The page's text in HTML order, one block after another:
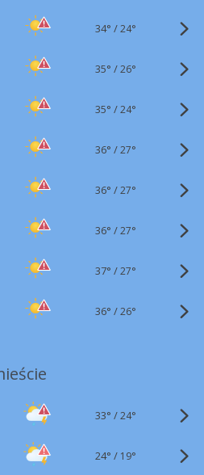
34° /24°
35° /26°
35° /24°
36° /27°
36° /27°
36° /27°
37° /27°
36° /26°
33° /24°
24° / 19°